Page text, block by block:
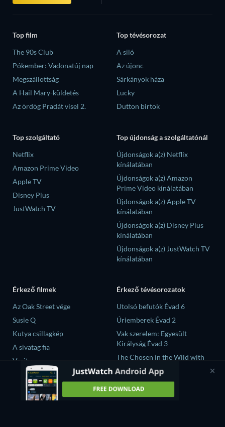
Top film
The 90s Club
Pókember: Vadonatúj nap
Megszállottság
A Hail Mary-küldetés
Az ördög Pradát visel 2.
Top tévésorozat
A siló
Az újonc
Sárkányok háza
Lucky
Dutton birtok
Top szolgáltató
Netflix
Amazon Prime Video
Apple TV
Disney Plus
JustWatch TV
Top újdonság a szolgáltatónál
Újdonságok a(z) Netflix
kínálatában
Újdonságok a(z) Amazon
Prime Video kínálatában
Újdonságok a(z) Apple TV
kínálatában
Újdonságok a(z) Disney Plus
kínálatában
Újdonságok a(z) JustWatch TV
kínálatában
Érkező filmek
Az Oak Street vége
Susie Q
Kutya csillagkép
A sivatag fia
Verity
Érkező tévésorozatok
Utolsó befutók Évad 6
Úriemberek Évad 2
Vak szerelem: Egyesült
Királyság Évad 3
The Chosen in the Wild with
Bear Grylls Évad 1
大空港～GATE24～ Évad 1